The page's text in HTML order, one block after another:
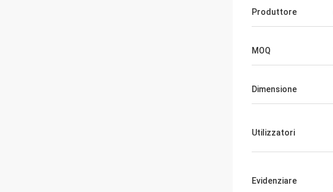
Produttore
MOQ
Dimensione
Utilizzatori
Evidenziare